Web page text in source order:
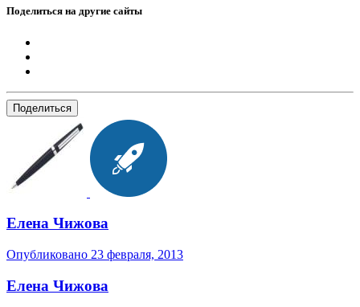
Поделиться на другие сайты
Поделиться
Елена Чижова
Опубликовано 23 февраля, 2013
Елена Чижова